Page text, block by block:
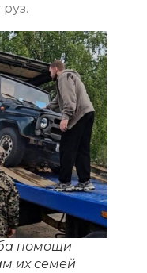
помощи
их семей